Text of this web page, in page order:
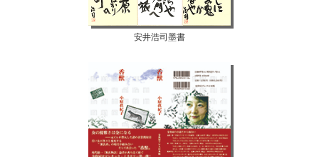
安井浩司墨書